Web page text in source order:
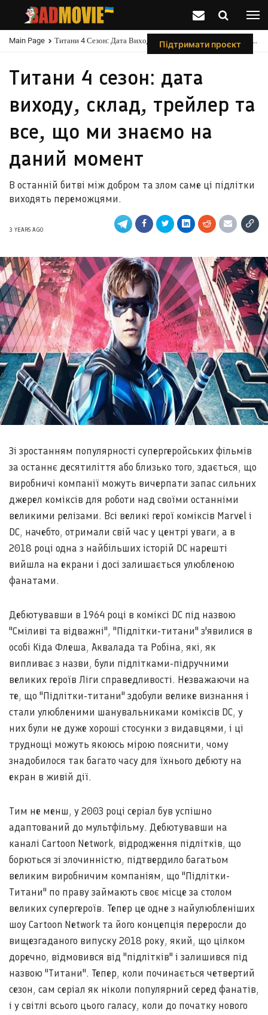
Підтримати проєкт
Main Page Титани 4 Сезон: Дата Виходу, Склад, Трейлер Та Все, Що Ми Знаємо На Даний Момент
Титани 4 сезон: дата
виходу, склад, трейлер та
все, що ми знаємо на
даний момент
В останній битві між добром та злом саме ці підлітки
виходять переможцями.
3 YEARS AGO
Зі зростанням популярності супергеройських фільмів
за останнє десятиліття або близько того, здається, що
виробничі компанії можуть вичерпати запас сильних
джерел коміксів для роботи над своїми останніми
великими релізами. Всі великі герої коміксів Marvel і
DC, начебто, отримали свій час у центрі уваги, а в
2018 році одна з найбільших історій DC нарешті
вийшла на екрани і досі залишається улюбленою
фанатами.
Дебютувавши в 1964 році в коміксі DC під назвою
"Сміливі та відважні", "Підлітки-титани" з'явилися в
особі Кіда Флеша, Аквалада та Робіна, які, як
випливає з назви, були підлітками-підручними
великих героїв Ліги справедливості. Незважаючи на
те, що "Підлітки-титани" здобули велике визнання і
стали улюбленими шанувальниками коміксів DC, у
них були не дуже хороші стосунки з видавцями, і ці
труднощі можуть якоюсь мірою пояснити, чому
знадобилося так багато часу для їхнього дебюту на
екран в живій дії.
Тим не менш, у 2003 році серіал був успішно
адаптований до мультфільму. Дебютувавши на
каналі Cartoon Network, відродження підлітків, що
борються зі злочинністю, підтвердило багатьом
великим виробничим компаніям, що "Підлітки-
Титани" по праву займають своє місце за столом
великих супергероїв. Тепер це одне з найулюбленіших
шоу Cartoon Network та його концепція переросли до
вищезгаданого випуску 2018 року, який, що цілком
доречно, відмовився від "підлітків" і залишився під
назвою "Титани". Тепер, коли починається четвертий
сезон, сам серіал як ніколи популярний серед фанатів,
і у світлі всього цього галасу, коли до початку нового